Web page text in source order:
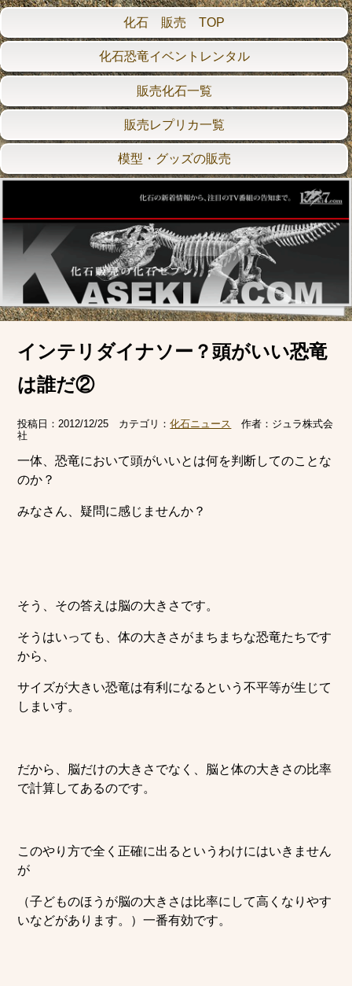
化石 販売 TOP
化石恐竜イベントレンタル
販売化石一覧
販売レプリカ一覧
模型・グッズの販売
インテリダイナソー？頭がいい恐竜
は誰だ②
投稿日：2012/12/25 カテゴリ：化石ニュース 作者： ジュラ株式会
社
一体、恐竜において頭がいいとは何を判断してのことな
のか？
みなさん、疑問に感じませんか？
そう、その答えは脳の大きさです。
そうはいっても、体の大きさがまちまちな恐竜たちです
から、
サイズが大きい恐竜は有利になるという不平等が生じて
しまいす。
だから、脳だけの大きさでなく、脳と体の大きさの比率
で計算してあるのです。
このやり方で全く正確に出るというわけにはいきません
が
（子どものほうが脳の大きさは比率にして高くなりやす
いなどがあります。）一番有効です。